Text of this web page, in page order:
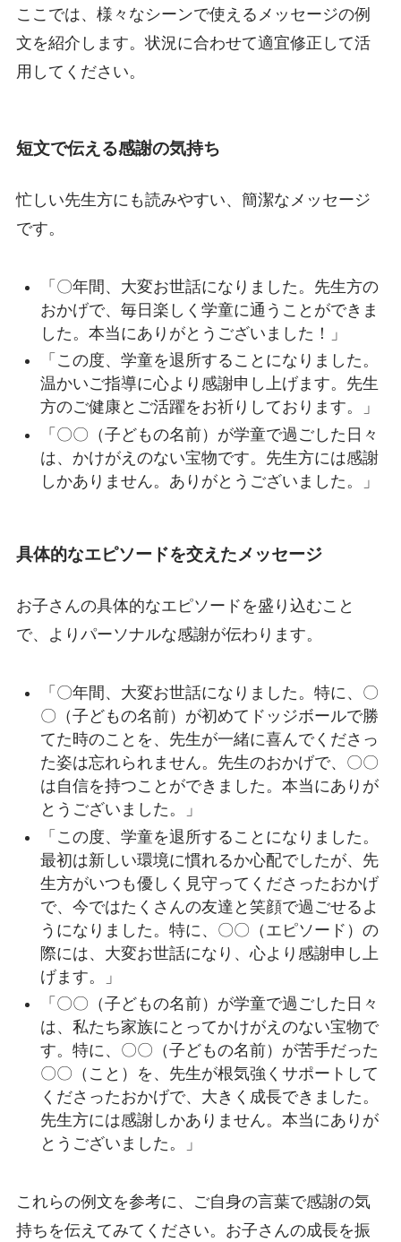
ここでは、様々なシーンで使えるメッセージの例
文を紹介します。状況に合わせて適宜修正して活
用してください。
短文で伝える感謝の気持ち
忙しい先生方にも読みやすい、簡潔なメッセージ
です。
「〇年間、大変お世話になりました。先生方の
おかげで、毎日楽しく学童に通うことができま
した。本当にありがとうございました！」
「この度、学童を退所することになりました。
温かいご指導に心より感謝申し上げます。先生
方のご健康とご活躍をお祈りしております。」
「〇〇（子どもの名前）が学童で過ごした日々
は、かけがえのない宝物です。先生方には感謝
しかありません。ありがとうございました。」
具体的なエピソードを交えたメッセージ
お子さんの具体的なエピソードを盛り込むこと
で、よりパーソナルな感謝が伝わります。
「〇年間、大変お世話になりました。特に、〇
〇（子どもの名前）が初めてドッジボールで勝
てた時のことを、先生が一緒に喜んでくださっ
た姿は忘れられません。先生のおかげで、〇〇
は自信を持つことができました。本当にありが
とうございました。」
「この度、学童を退所することになりました。
最初は新しい環境に慣れるか心配でしたが、先
生方がいつも優しく見守ってくださったおかげ
で、今ではたくさんの友達と笑顔で過ごせるよ
うになりました。特に、〇〇（エピソード）の
際には、大変お世話になり、心より感謝申し上
げます。」
「〇〇（子どもの名前）が学童で過ごした日々
は、私たち家族にとってかけがえのない宝物で
す。特に、〇〇（子どもの名前）が苦手だった
〇〇（こと）を、先生が根気強くサポートして
くださったおかげで、大きく成長できました。
先生方には感謝しかありません。本当にありが
とうございました。」
これらの例文を参考に、ご自身の言葉で感謝の気
持ちを伝えてみてください。お子さんの成長を振